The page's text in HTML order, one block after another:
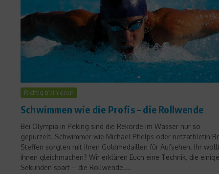
Richtig trainieren
Schwimmen wie die Profis – die Rollwende
Bei Olympia in Peking sind die Rekorde im Wasser nur so
gepurzelt. Schwimmer wie Michael Phelps oder netzathletin
Steffen sorgten mit ihren Goldmedaillen für Aufsehen. Ihr
ihnen gleichmachen? Wir erklären Euch eine Technik, die einige
Sekunden spart – die Rollwende....